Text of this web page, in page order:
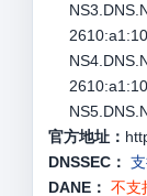
官方地址：
DNSSEC：
DANE： 不支